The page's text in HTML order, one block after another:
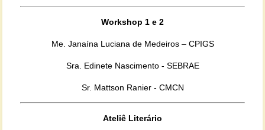
Workshop 1 e 2
Me. Janaína Luciana de Medeiros – CPIGS
Sra. Edinete Nascimento - SEBRAE
Sr. Mattson Ranier - CMCN
Ateliê Literário